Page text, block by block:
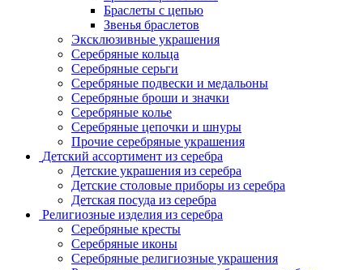
Браслеты с цепью
Звенья браслетов
Эксклюзивные украшения
Серебряные кольца
Серебряные серьги
Серебряные подвески и медальоны
Серебряные броши и значки
Серебряные колье
Серебряные цепочки и шнуры
Прочие серебряные украшения
Детский ассортимент из серебра
Детские украшения из серебра
Детские столовые приборы из серебра
Детская посуда из серебра
Религиозные изделия из серебра
Серебряные кресты
Серебряные иконы
Серебряные религиозные украшения